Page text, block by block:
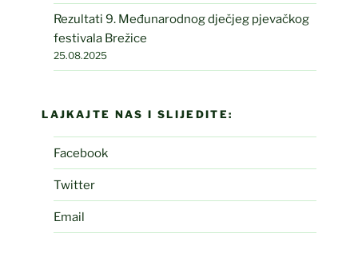
Rezultati 9. Međunarodnog dječjeg pjevačkog
festivala Brežice
25.08.2025
LAJKAJTE NAS I SLIJEDITE:
Facebook
Twitter
Email